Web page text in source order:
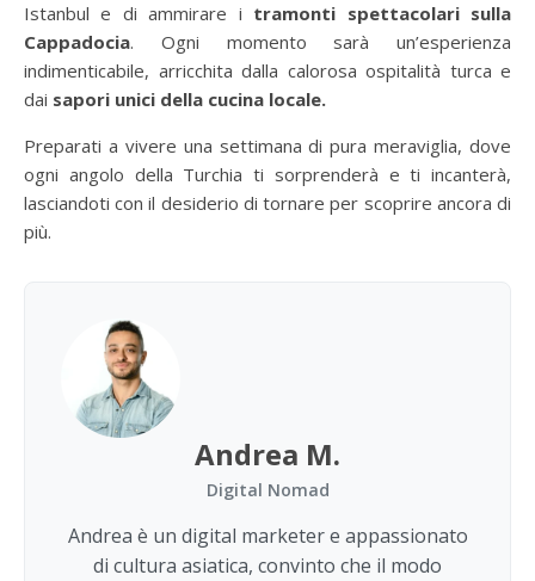
Istanbul e di ammirare i tramonti spettacolari sulla
Cappadocia. Ogni momento sarà un’esperienza
indimenticabile, arricchita dalla calorosa ospitalità turca e
dai sapori unici della cucina locale.
Preparati a vivere una settimana di pura meraviglia, dove
ogni angolo della Turchia ti sorprenderà e ti incanterà,
lasciandoti con il desiderio di tornare per scoprire ancora di
più.
Andrea M.
Digital Nomad
Andrea è un digital marketer e appassionato
di cultura asiatica, convinto che il modo